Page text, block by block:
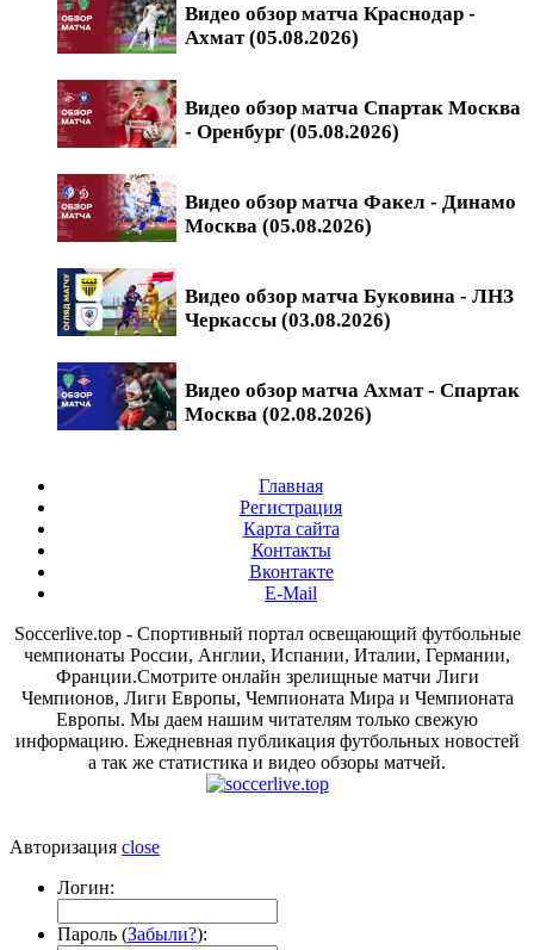
Видео обзор матча Краснодар -
Ахмат (05.08.2026)
Видео обзор матча Спартак Москва
- Оренбург (05.08.2026)
Видео обзор матча Факел - Динамо
Москва (05.08.2026)
Видео обзор матча Буковина - ЛНЗ
Черкассы (03.08.2026)
Видео обзор матча Ахмат - Спартак
Москва (02.08.2026)
Главная
Регистрация
Карта сайта
Контакты
Вконтакте
E-Mail
Soccerlive.top - Спортивный портал освещающий футбольные
чемпионаты России, Англии, Испании, Италии, Германии,
Франции.Смотрите онлайн зрелищные матчи Лиги
Чемпионов, Лиги Европы, Чемпионата Мира и Чемпионата
Европы. Мы даем нашим читателям только свежую
информацию. Ежедневная публикация футбольных новостей
а так же статистика и видео обзоры матчей.
Авторизация close
Логин:
Пароль (Забыли?):